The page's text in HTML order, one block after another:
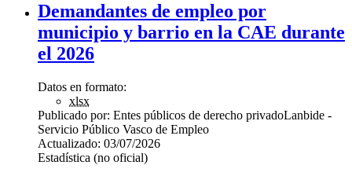
Demandantes de empleo por
municipio y barrio en la CAE durante
el 2026
Datos en formato:
xlsx
Publicado por: Entes públicos de derecho privadoLanbide -
Servicio Público Vasco de Empleo
Actualizado: 03/07/2026
Estadística (no oficial)